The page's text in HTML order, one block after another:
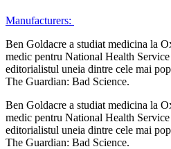
Manufacturers:
Ben Goldacre a studiat medicina la
medic pentru National Health
editorialistul uneia dintre cele mai
The Guardian: Bad Science.
Ben Goldacre a studiat medicina la
medic pentru National Health
editorialistul uneia dintre cele mai
The Guardian: Bad Science.